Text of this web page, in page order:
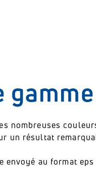
nombreuses
un résultat
envoyé au format